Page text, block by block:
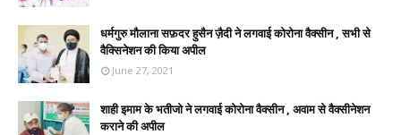
धर्मगुरु मौलाना सफ़दर हुसैन ज़ैदी ने लगवाई कोरोना वैक्सीन , सभी से
वैक्सिनेशन की किया अपील
June 27, 2021
शाही इमाम के भतीजो ने लगवाई कोरोना वैक्सीन , अवाम से वैक्सीनेशन
कराने की अपील